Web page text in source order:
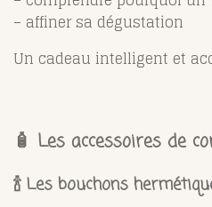
– affiner sa dégustation
Un cadeau intelligent et
🧴 Les accessoires de
🍾 Les bouchons